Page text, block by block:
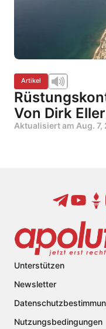
Artikel
Von Dirk
Aktualisiert am Aug. 7,
Unterstützen
Newsletter
Nutzungsbedingungen